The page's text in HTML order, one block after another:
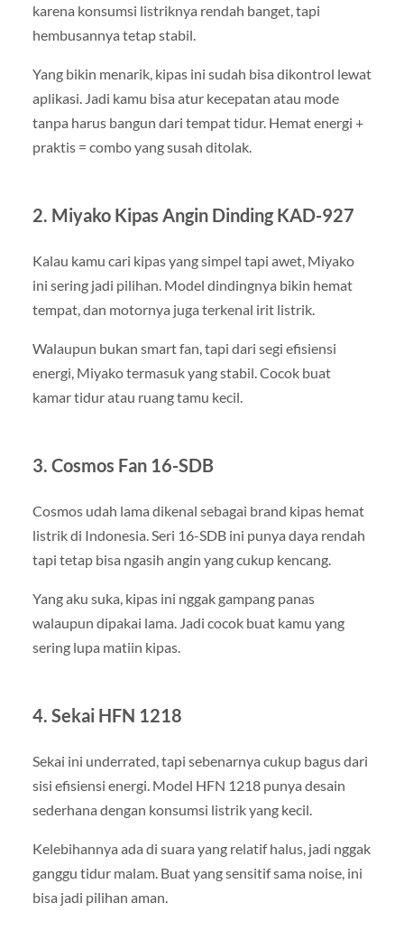
karena konsumsi listriknya rendah banget, tapi
hembusannya tetap stabil.
Yang bikin menarik, kipas ini sudah bisa dikontrol lewat
aplikasi. Jadi kamu bisa atur kecepatan atau mode
tanpa harus bangun dari tempat tidur. Hemat energi +
praktis = combo yang susah ditolak.
2. Miyako Kipas Angin Dinding KAD-927
Kalau kamu cari kipas yang simpel tapi awet, Miyako
ini sering jadi pilihan. Model dindingnya bikin hemat
tempat, dan motornya juga terkenal irit listrik.
Walaupun bukan smart fan, tapi dari segi efisiensi
energi, Miyako termasuk yang stabil. Cocok buat
kamar tidur atau ruang tamu kecil.
3. Cosmos Fan 16-SDB
Cosmos udah lama dikenal sebagai brand kipas hemat
listrik di Indonesia. Seri 16-SDB ini punya daya rendah
tapi tetap bisa ngasih angin yang cukup kencang.
Yang aku suka, kipas ini nggak gampang panas
walaupun dipakai lama. Jadi cocok buat kamu yang
sering lupa matiin kipas.
4. Sekai HFN 1218
Sekai ini underrated, tapi sebenarnya cukup bagus dari
sisi efisiensi energi. Model HFN 1218 punya desain
sederhana dengan konsumsi listrik yang kecil.
Kelebihannya ada di suara yang relatif halus, jadi nggak
ganggu tidur malam. Buat yang sensitif sama noise, ini
bisa jadi pilihan aman.